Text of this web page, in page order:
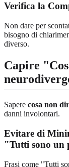
Verifica la
Non dare per
bisogno di
diverso.
Capire
Sapere cosa non
danni involontari.
Evitare di
"Tutti sono un
Frasi come "Tutti